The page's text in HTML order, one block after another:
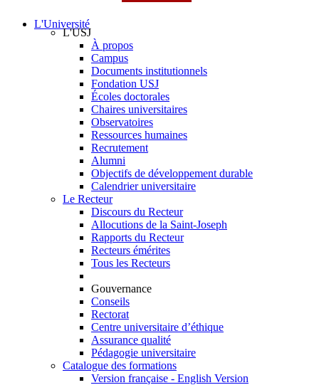
L'Université
L'USJ
À propos
Campus
Documents institutionnels
Fondation USJ
Écoles doctorales
Chaires universitaires
Observatoires
Ressources humaines
Recrutement
Alumni
Objectifs de développement durable
Calendrier universitaire
Le Recteur
Discours du Recteur
Allocutions de la Saint-Joseph
Rapports du Recteur
Recteurs émérites
Tous les Recteurs
Gouvernance
Conseils
Rectorat
Centre universitaire d’éthique
Assurance qualité
Pédagogie universitaire
Catalogue des formations
Version française - English Version